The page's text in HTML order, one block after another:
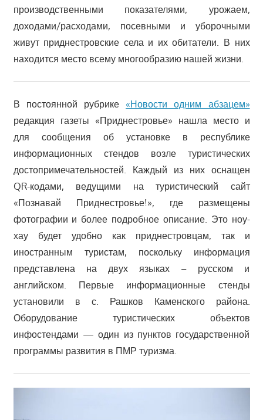
производственными показателями, урожаем,
доходами/расходами, посевными и уборочными
живут приднестровские села и их обитатели. В них
находится место всему многообразию нашей жизни.
В постоянной рубрике «Новости одним абзацем»
редакция газеты «Приднестровье» нашла место и
для сообщения об установке в республике
информационных стендов возле туристических
достопримечательностей. Каждый из них оснащен
QR-кодами, ведущими на туристический сайт
«Познавай Приднестровье!», где размещены
фотографии и более подробное описание. Это ноу-
хау будет удобно как приднестровцам, так и
иностранным туристам, поскольку информация
представлена на двух языках – русском и
английском. Первые информационные стенды
установили в с. Рашков Каменского района.
Оборудование туристических объектов
инфостендами — один из пунктов государственной
программы развития в ПМР туризма.